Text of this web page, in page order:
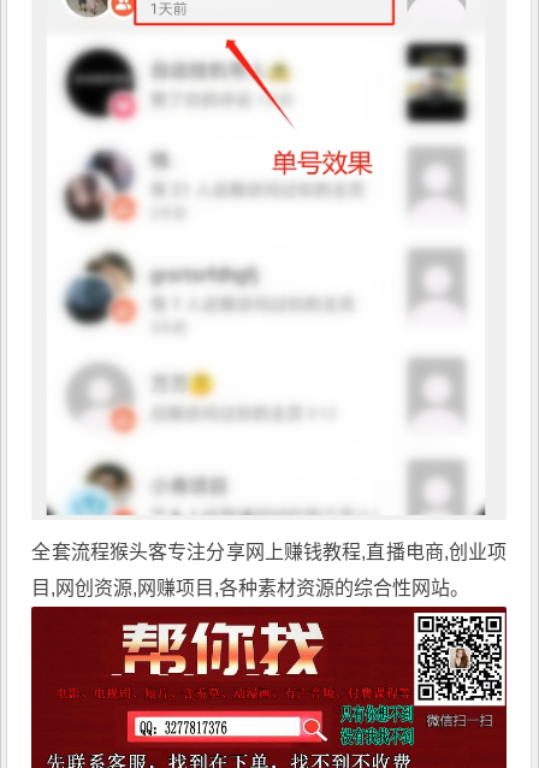
全套流程猴头客专注分享网上赚钱教程,直播电商,创业项
目,网创资源, 网赚项目 ,各种素材资源的综合性网站。